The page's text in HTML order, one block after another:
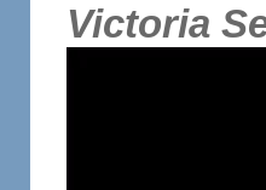
Victoria